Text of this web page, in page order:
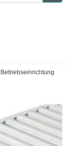
Betriebseinrichtung